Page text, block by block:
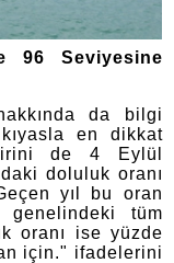
96 Seviyesine
da bilgi
en dikkat
de 4 Eylül
doluluk oranı
yıl bu oran
tüm
oranı ise yüzde
için." ifadelerini